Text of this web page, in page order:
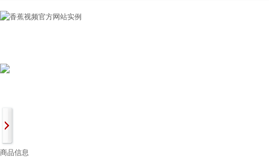
商品信息